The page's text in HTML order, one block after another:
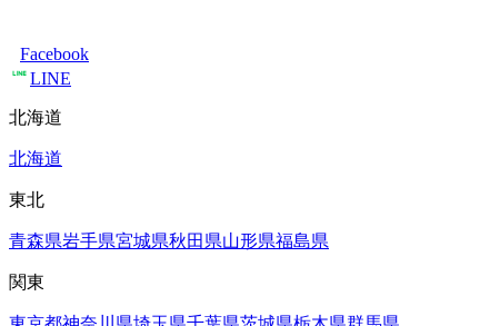
Facebook
LINE
北海道
北海道
東北
青森県岩手県宮城県秋田県山形県福島県
関東